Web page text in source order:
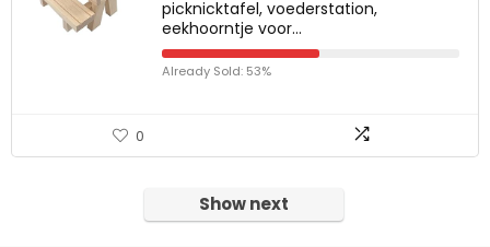
picknicktafel, voederstation,
eekhoorntje voor…
Already Sold: 53%
0
Show next